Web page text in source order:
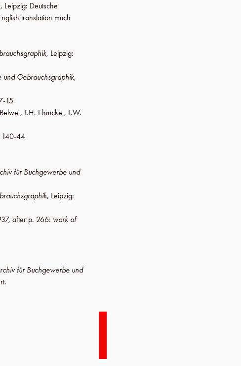
, Leipzig: Deutsche
translation much
, Leipzig:
Gebrauchsgraphik,
15
, F.H. Ehmcke , F.W.
140-44
für Buchgewerbe und
, Leipzig:
, after p. 266: work of
für Buchgewerbe und
.